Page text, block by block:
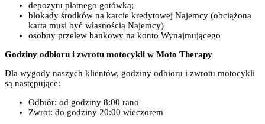
depozytu płatnego gotówką;
blokady środków na karcie kredytowej Najemcy (obciążona
karta musi być własnością Najemcy)
osobny przelew bankowy na konto Wynajmującego
Godziny odbioru i zwrotu motocykli w Moto Therapy
Dla wygody naszych klientów, godziny odbioru i zwrotu motocykli
są następujące:
Odbiór: od godziny 8:00 rano
Zwrot: do godziny 20:00 wieczorem